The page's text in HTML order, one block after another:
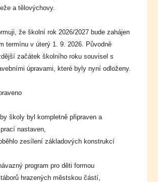
a tělovýchovy.
že školní rok 2026/2027 bude zahájen
termínu v úterý 1. 9. 2026. Původně
začátek školního roku souvisel s
úpravami, které byly nyní odloženy.
školy byl kompletně připraven a
nastaven,
zesílení základových konstrukcí
program pro děti formou
hrazených městskou částí,